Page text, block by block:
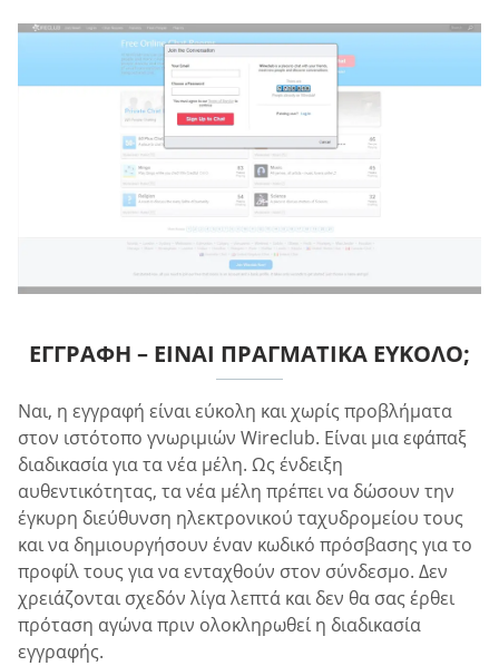
ΕΓΓΡΑΦΉ – ΕΊΝΑΙ ΠΡΑΓΜΑΤΙΚΆ ΕΎΚΟΛΟ;
Ναι, η εγγραφή είναι εύκολη και χωρίς προβλήματα
στον ιστότοπο γνωριμιών Wireclub. Είναι μια εφάπαξ
διαδικασία για τα νέα μέλη. Ως ένδειξη
αυθεντικότητας, τα νέα μέλη πρέπει να δώσουν την
έγκυρη διεύθυνση ηλεκτρονικού ταχυδρομείου τους
και να δημιουργήσουν έναν κωδικό πρόσβασης για το
προφίλ τους για να ενταχθούν στον σύνδεσμο. Δεν
χρειάζονται σχεδόν λίγα λεπτά και δεν θα σας έρθει
πρόταση αγώνα πριν ολοκληρωθεί η διαδικασία
εγγραφής.